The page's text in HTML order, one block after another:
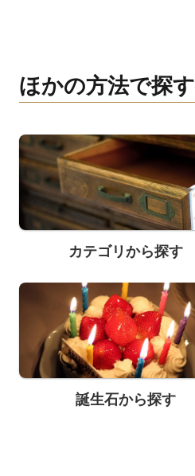
ほかの方法で探す
カテゴリから探す
誕生石から探す